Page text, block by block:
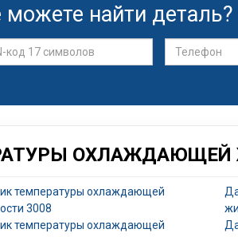
можете найти деталь?
ОХЛАЖДАЮЩЕЙ
температуры охлаждающей
3008
температуры охлаждающей